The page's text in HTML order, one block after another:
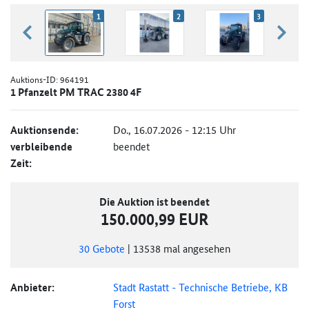
zurück blättern
1 2 3
Auktions-ID:964191
1 Pfanzelt PM TRAC 2380 4F
Auktionsende: Do., 16.07.2026 - 12:15 Uhr
verbleibende
Zeit:
beendet
Die Auktion ist beendet
150.000,99 EUR
30 Gebote | 13538 mal angesehen
Anbieter:
Stadt Rastatt - Technische Betriebe, KB
Forst